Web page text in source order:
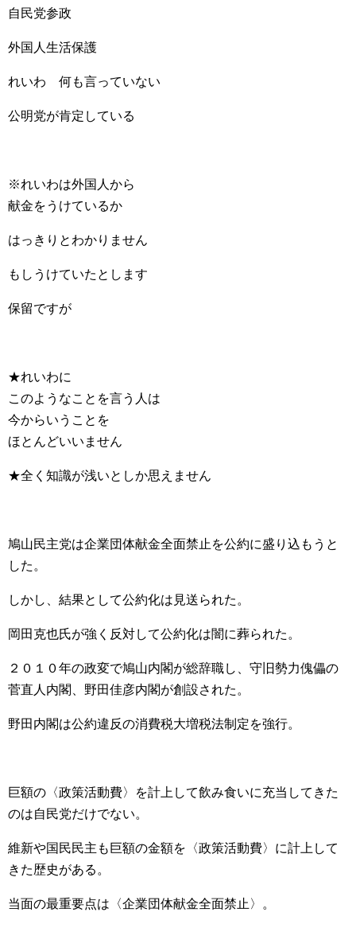
自民党参政
外国人生活保護
れいわ 何も言っていない
公明党が肯定している
※れいわは外国人から
献金をうけているか
はっきりとわかりません
もしうけていたとします
保留ですが
★れいわに
このようなことを言う人は
今からいうことを
ほとんどいいません
★全く知識が浅いとしか思えません
鳩山民主党は企業団体献金全面禁止を公約に盛り込もうと
した。
しかし、結果として公約化は見送られた。
岡田克也氏が強く反対して公約化は闇に葬られた。
２０１０年の政変で鳩山内閣が総辞職し、守旧勢力傀儡の
菅直人内閣、野田佳彦内閣が創設された。
野田内閣は公約違反の消費税大増税法制定を強行。
巨額の〈政策活動費〉を計上して飲み食いに充当してきた
のは自民党だけでない。
維新や国民民主も巨額の金額を〈政策活動費〉に計上して
きた歴史がある。
当面の最重要点は〈企業団体献金全面禁止〉。